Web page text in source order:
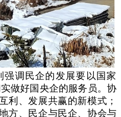
强调民企的发展要以国家
实做好国央企的服务员。协
利、发展共赢的新模式；
方、民企与民企、协会与